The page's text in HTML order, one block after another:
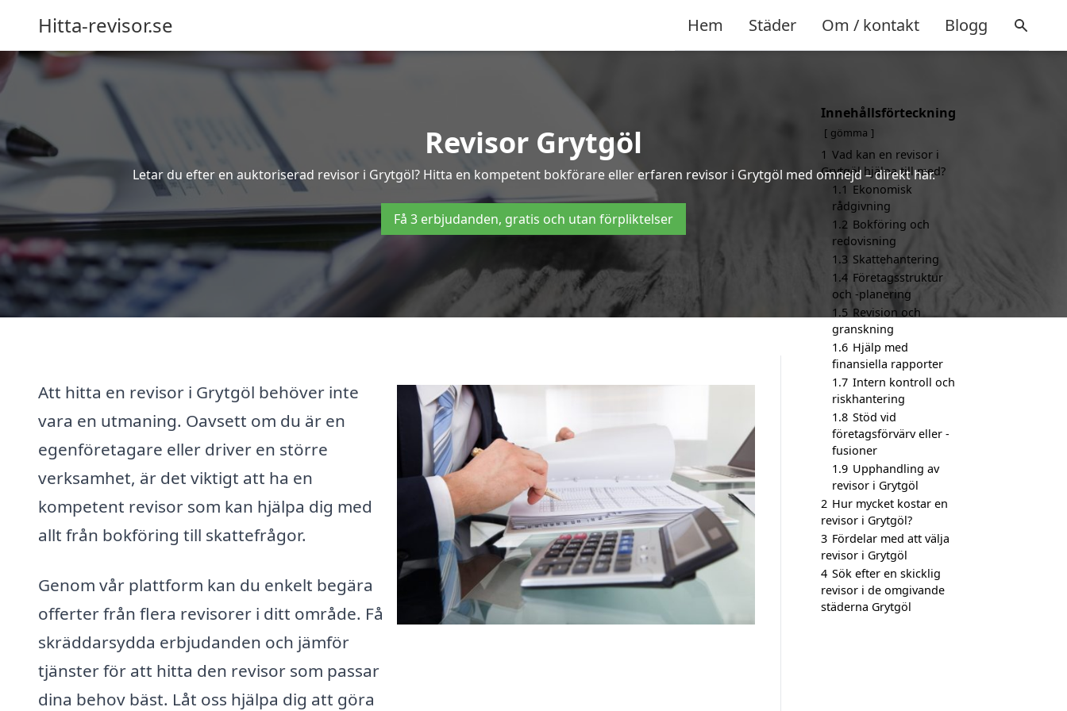
Hitta-revisor.se Hem Städer Om / kontakt Blogg
Revisor Grytgöl
Letar du efter en auktoriserad revisor i Grytgöl? Hitta en kompetent bokförare eller erfaren revisor i Grytgöl med omnejd – direkt här.
Få 3 erbjudanden, gratis och utan förpliktelser
Att hitta en revisor i Grytgöl behöver inte
vara en utmaning. Oavsett om du är en
egenföretagare eller driver en större
verksamhet, är det viktigt att ha en
kompetent revisor som kan hjälpa dig med
allt från bokföring till skattefrågor.
Genom vår plattform kan du enkelt begära
offerter från flera revisorer i ditt område. Få
skräddarsydda erbjudanden och jämför
tjänster för att hitta den revisor som passar
dina behov bäst. Låt oss hjälpa dig att göra
Innehållsförteckning
gömma
1 Vad kan en revisor i
Grytgöl hjälpa till med?
1.1 Ekonomisk
rådgivning
1.2 Bokföring och
redovisning
1.3 Skattehantering
1.4 Företagsstruktur
och -planering
1.5 Revision och
granskning
1.6 Hjälp med
finansiella rapporter
1.7 Intern kontroll och
riskhantering
1.8 Stöd vid
företagsförvärv eller -
fusioner
1.9 Upphandling av
revisor i Grytgöl
2 Hur mycket kostar en
revisor i Grytgöl?
3 Fördelar med att välja
revisor i Grytgöl
4 Sök efter en skicklig
revisor i de omgivande
städerna Grytgöl